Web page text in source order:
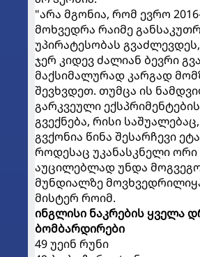
"არა მგონია, რომ ევრო
მოხვედრა რაიმე
უპირატესობას
ჯერ კიდევ ძალიან ბევრი
მაქსიმალურად კარგად
შევხვდეთ. თუმცა ის
გარკვეული
გვექნება, რისი
გვქონია წინა შესარჩევი
როდესაც უკანასკნელი ორი
აუცილებლად უნდა
მუნდიალზე
მისტერ როიმ.
ინგლისი ნაკრების ყველა
ბომბარდირები
49 უეინ რუნი